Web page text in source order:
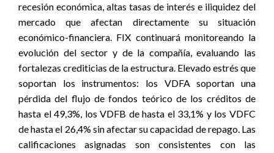
recesión económica, altas tasas de interés e iliquidez del
mercado que afectan directamente su situación
económico-financiera. FIX continuará monitoreando la
evolución del sector y de la compañía, evaluando las
fortalezas crediticias de la estructura. Elevado estrés que
soportan los instrumentos: los VDFA soportan una
pérdida del flujo de fondos teórico de los créditos de
hasta el 49,3%, los VDFB de hasta el 33,1% y los VDFC
de hasta el 26,4% sin afectar su capacidad de repago. Las
calificaciones asignadas son consistentes con las